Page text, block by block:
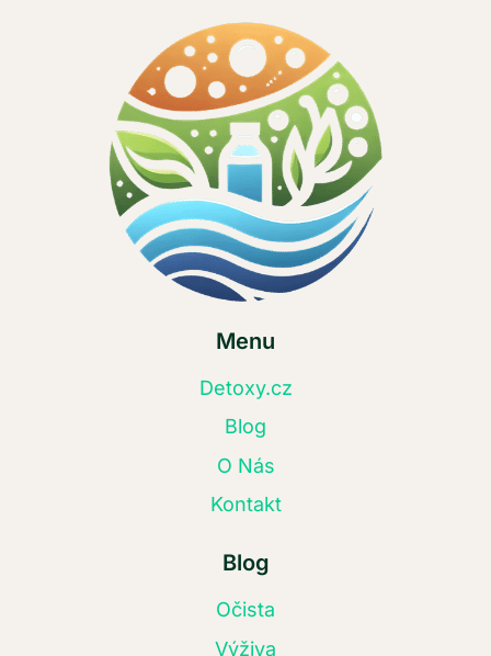
Menu
Detoxy.cz
Blog
O Nás
Kontakt
Blog
Očista
Výživa